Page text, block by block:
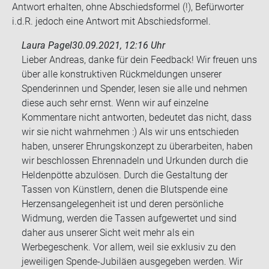
Ant­wort er­hal­ten, ohne Ab­schieds­for­mel (!), Be­für­wor­ter
i.d.R. je­doch eine Ant­wort mit Ab­schieds­for­mel.
Laura Pagel30.09.2021, 12:16 Uhr
Lieber Andreas, danke für dein Feedback! Wir freuen uns
über alle konstruktiven Rückmeldungen unserer
Spenderinnen und Spender, lesen sie alle und nehmen
diese auch sehr ernst. Wenn wir auf einzelne
Kommentare nicht antworten, bedeutet das nicht, dass
wir sie nicht wahrnehmen :) Als wir uns entschieden
haben, unserer Ehrungskonzept zu überarbeiten, haben
wir beschlossen Ehrennadeln und Urkunden durch die
Heldenpötte abzulösen. Durch die Gestaltung der
Tassen von Künstlern, denen die Blutspende eine
Herzensangelegenheit ist und deren persönliche
Widmung, werden die Tassen aufgewertet und sind
daher aus unserer Sicht weit mehr als ein
Werbegeschenk. Vor allem, weil sie exklusiv zu den
jeweiligen Spende-Jubiläen ausgegeben werden. Wir